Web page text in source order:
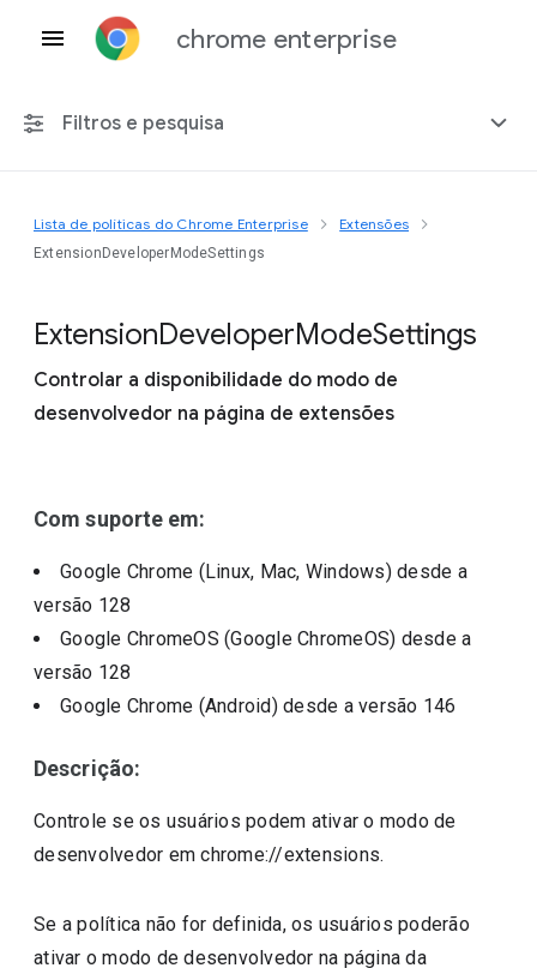
chrome enterprise
Filtros e pesquisa
Qualquer plataforma
Incluir políticas suspensas
Lista de políticas do Chrome Enterprise Extensões
ExtensionDeveloperModeSettings
ExtensionDeveloperModeSettings
Controlar a disponibilidade do modo de
desenvolvedor na página de extensões
Com suporte em:
Google Chrome (Linux, Mac, Windows)desde a
versão 128
Google ChromeOS (Google ChromeOS) desde a
versão 128
Google Chrome (Android)desde a versão 146
Descrição:
Controle se os usuários podem ativar o modo de
desenvolvedor em chrome://extensions.
Se a política não for definida, os usuários poderão
ativar o modo de desenvolvedor na página da